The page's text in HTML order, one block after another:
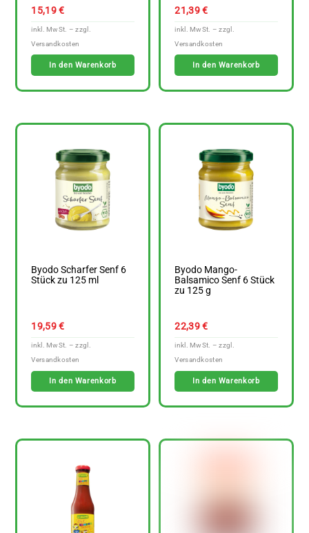
15,19€
In den Warenkorb
21,39€
In den Warenkorb
Byodo Scharfer Senf 6
Stück zu 125 ml
19,59€
In den Warenkorb
Byodo Mango-
Balsamico Senf 6 Stück
zu 125 g
22,39€
In den Warenkorb